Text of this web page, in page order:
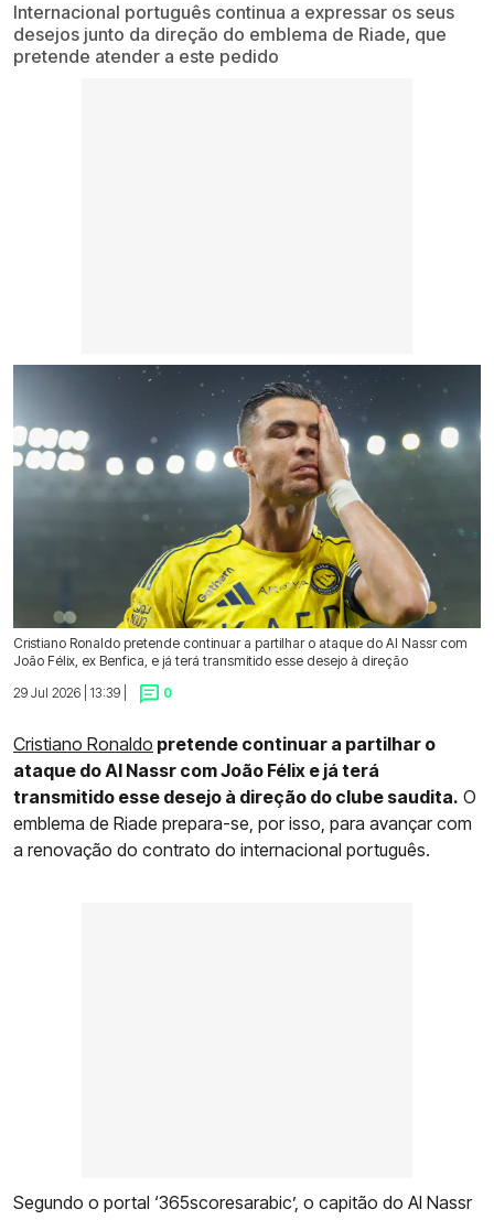
Internacional português continua a expressar os seus
desejos junto da direção do emblema de Riade, que
pretende atender a este pedido
Cristiano Ronaldo pretende continuar a partilhar o ataque do Al Nassr com
João Félix, ex Benfica, e já terá transmitido esse desejo à direção
29 Jul 2026 | 13:39 |
0
Cristiano Ronaldo pretende continuar a partilhar o
ataque do Al Nassr com João Félix e já terá
transmitido esse desejo à direção do clube saudita. O
emblema de Riade prepara-se, por isso, para avançar com
a renovação do contrato do internacional português.
Segundo o portal ‘365scoresarabic’, o capitão do Al Nassr